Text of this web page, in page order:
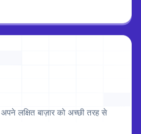
लक्षित बाज़ार को अच्छी तरह से